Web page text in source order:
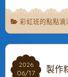
彩虹班的點點滴
2026
06/17
2026
06/17 製作